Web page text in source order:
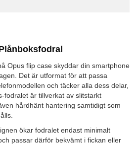
Opus flip case skyddar din smartphone
Det är utformat för att passa
och täcker alla dess delar,
fodralet är tillverkat av slitstarkt
hårdhänt hantering samtidigt som
ökar fodralet endast minimalt
passar därför bekvämt i fickan eller